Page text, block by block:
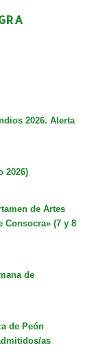
2026. Alerta
2026)
de Artes
Consocra» (7 y 8
de
de Peón
as